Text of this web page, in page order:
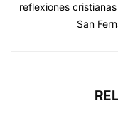
reflexiones
San